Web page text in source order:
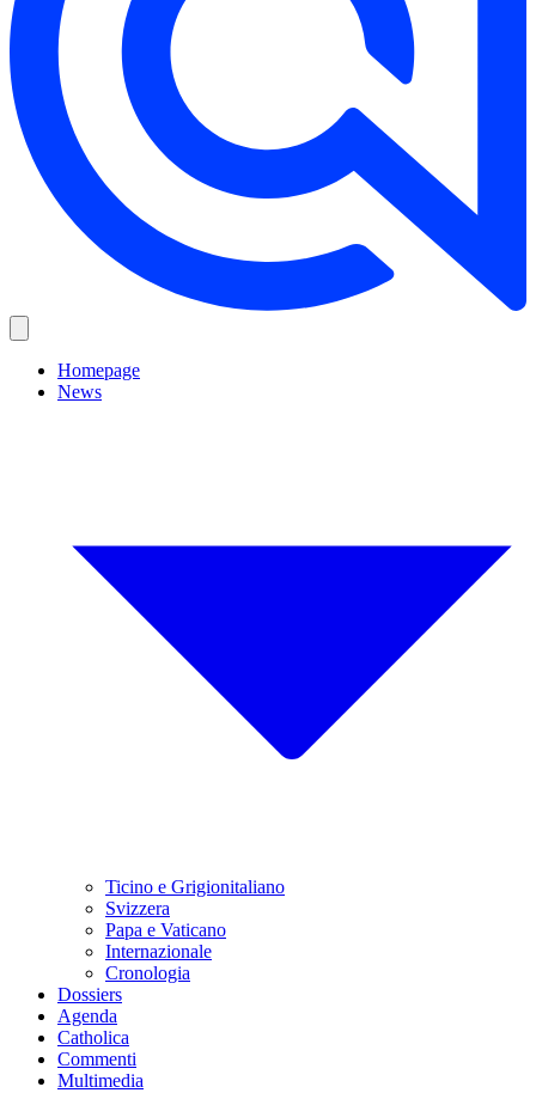
Homepage
News
Ticino e Grigionitaliano
Svizzera
Papa e Vaticano
Internazionale
Cronologia
Dossiers
Agenda
Catholica
Commenti
Multimedia